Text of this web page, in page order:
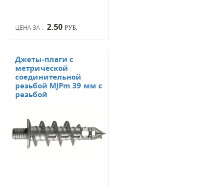
ЦЕНА ЗА : 2.50 РУБ.
Джеты-плаги с
метрической
соединительной
резьбой MJPm 39 мм с
резьбой